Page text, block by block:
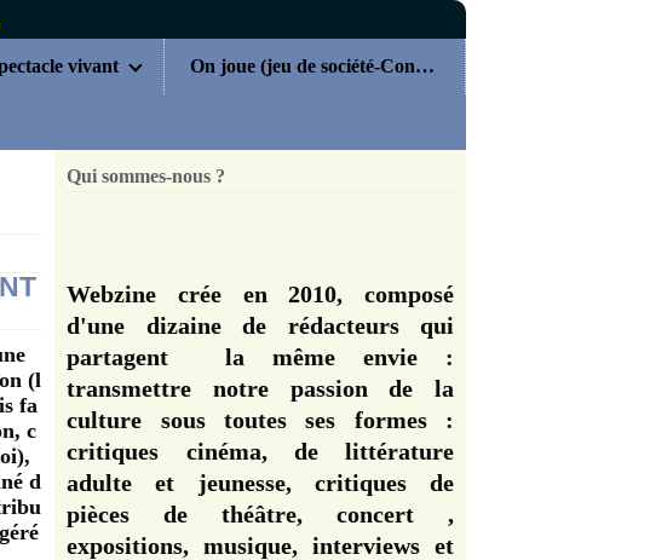
vivant On joue (jeu de société-Concours)
(l
fa
c
d
Qui sommes-nous ?
Webzine crée en 2010, composé
d'une dizaine de rédacteurs qui
partagent la même envie :
transmettre notre passion de la
culture sous toutes ses formes :
critiques cinéma, de littérature
adulte et jeunesse, critiques de
pièces de théâtre, concert ,
expositions, musique, interviews et